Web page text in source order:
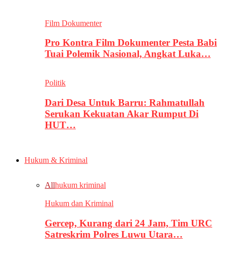
Film Dokumenter
Pro Kontra Film Dokumenter Pesta Babi
Tuai Polemik Nasional, Angkat Luka…
Politik
Dari Desa Untuk Barru: Rahmatullah
Serukan Kekuatan Akar Rumput Di
HUT…
Hukum & Kriminal
Allhukum kriminal
Hukum dan Kriminal
Gercep, Kurang dari 24 Jam, Tim URC
Satreskrim Polres Luwu Utara…